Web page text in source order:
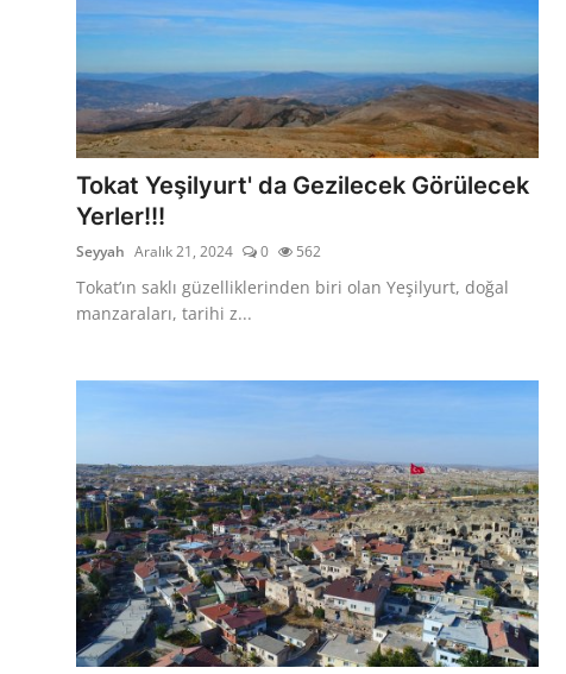
Tokat Yeşilyurt' da Gezilecek Görülecek
Yerler!!!
Seyyah Aralık 21, 2024 0 562
Tokat’ın saklı güzelliklerinden biri olan Yeşilyurt, doğal
manzaraları, tarihi z...